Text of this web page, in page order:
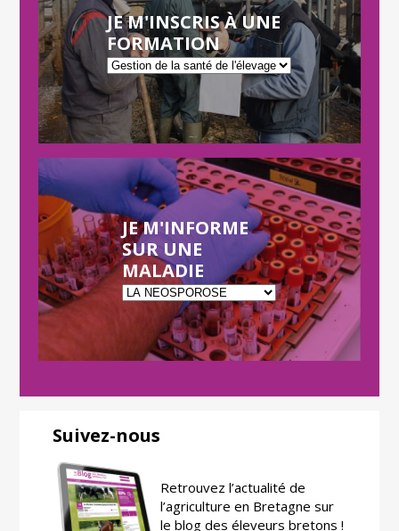
JE M'INSCRIS À UNE
FORMATION
JE M'INFORME
SUR UNE
MALADIE
Suivez-nous
Retrouvez l’actualité de
l’agriculture en Bretagne sur
le blog des éleveurs bretons !